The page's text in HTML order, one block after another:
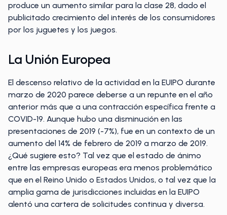
produce un aumento similar para la clase 28, dado el
publicitado crecimiento del interés de los consumidores
por los juguetes y los juegos.
La Unión Europea
El descenso relativo de la actividad en la EUIPO durante
marzo de 2020 parece deberse a un repunte en el año
anterior más que a una contracción específica frente a
COVID-19. Aunque hubo una disminución en las
presentaciones de 2019 (-7%), fue en un contexto de un
aumento del 14% de febrero de 2019 a marzo de 2019.
¿Qué sugiere esto? Tal vez que el estado de ánimo
entre las empresas europeas era menos problemático
que en el Reino Unido o Estados Unidos, o tal vez que la
amplia gama de jurisdicciones incluidas en la EUIPO
alentó una cartera de solicitudes continua y diversa.